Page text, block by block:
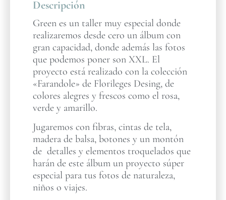
Descripción
Green es un taller muy especial donde
realizaremos desde cero un álbum con
gran capacidad, donde además las fotos
que podemos poner son XXL. El
proyecto está realizado con la colección
«Farandole» de Florileges Desing, de
colores alegres y frescos como el rosa,
verde y amarillo.
Jugaremos con fibras, cintas de tela,
madera de balsa, botones y un montón
de detalles y elementos troquelados que
harán de este álbum un proyecto súper
especial para tus fotos de naturaleza,
niños o viajes.